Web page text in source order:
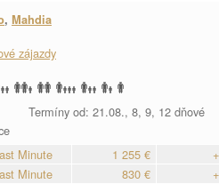
, Mahdia
zájazdy
Termíny od: 21.08., 8, 9, 12 dňové
Minute 1 255 €
Minute 830 €